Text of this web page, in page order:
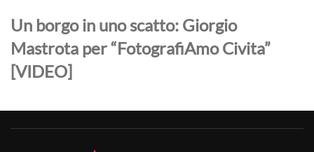
Un borgo in uno scatto: Giorgio
Mastrota per “FotografiAmo Civita”
[VIDEO]